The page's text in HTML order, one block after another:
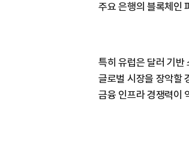
주요 은행의 블록체인
특히 유럽은 달러 기반
글로벌 시장을 장악할
금융 인프라 경쟁력이